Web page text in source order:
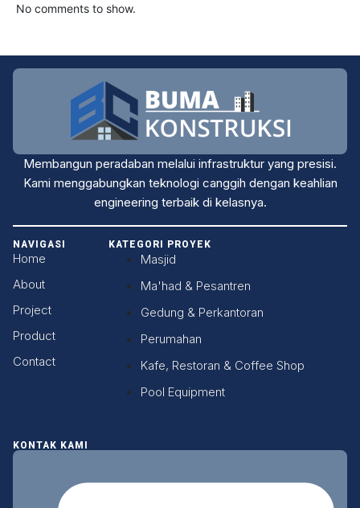
No comments to show.
Membangun peradaban melalui infrastruktur yang presisi.
Kami menggabungkan teknologi canggih dengan keahlian
engineering terbaik di kelasnya.
NAVIGASI
Home
About
Project
Product
Contact
KATEGORI PROYEK
Masjid
Ma'had & Pesantren
Gedung & Perkantoran
Perumahan
Kafe, Restoran & Coffee Shop
Pool Equipment
KONTAK KAMI